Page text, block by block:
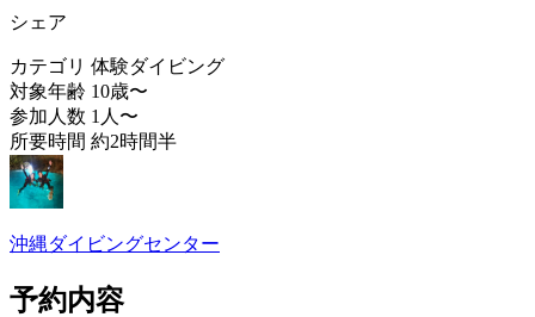
シェア
カテゴリ 体験ダイビング
対象年齢 10歳〜
参加人数 1人〜
所要時間 約2時間半
沖縄ダイビングセンター
予約内容